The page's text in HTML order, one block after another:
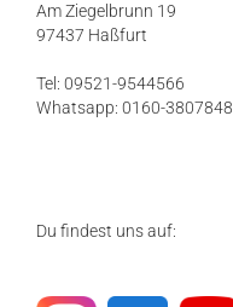
Am Ziegelbrunn 19
97437 Haßfurt
Tel: 09521-9544566
Whatsapp: 0160-3807848
Du findest uns auf: